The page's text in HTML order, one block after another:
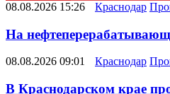
08.08.2026 15:26 Краснодар
На
08.08.2026 09:01 Краснодар
В Краснодарском крае